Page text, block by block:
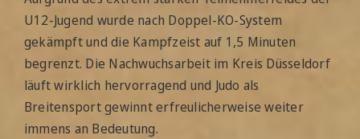
U12-Jugend wurde nach Doppel-KO-System
gekämpft und die Kampfzeist auf 1,5 Minuten
begrenzt. Die Nachwuchsarbeit im Kreis Düsseldorf
läuft wirklich hervorragend und Judo als
Breitensport gewinnt erfreulicherweise weiter
immens an Bedeutung.